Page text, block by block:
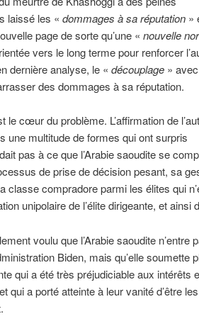
laissé les « dommages à sa réputation»
page de sorte qu’une « nouvelle
vers le long terme pour renforcer
dernière analyse, le « découplage»
des dommages à sa réputation.
le cœur du problème. L’affirmation de
une multitude de formes qui ont surpris
pas à ce que l’Arabie saoudite se
de prise de décision pesant, sa
classe compradore parmi les élites qui
unipolaire de l’élite dirigeante, et ainsi
voulu que l’Arabie saoudite n’entre
Biden, mais qu’elle soumette
qui a été très préjudiciable aux intérêts
qui a porté atteinte à leur vanité d’être